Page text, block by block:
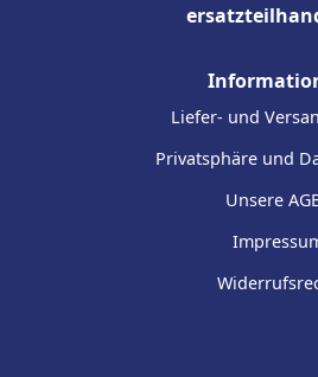
Liefer- und
Privatsphäre und
Unsere